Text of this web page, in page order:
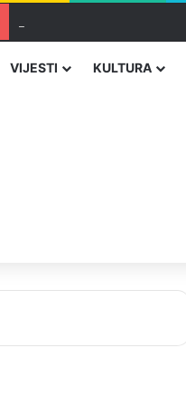
VIJESTI KULTURA